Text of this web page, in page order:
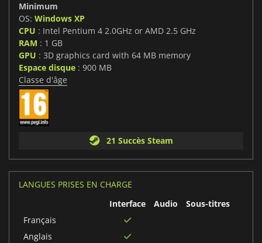
Minimum
OS: Windows XP
CPU : Intel Pentium 4 2.0GHz or AMD 2.5 GHz
RAM : 1 GB
GPU : 3D graphics card with 64 MB memory
Espace disque : 900 MB
Classe d'âge
21 Succès Steam
LANGUES PRISES EN CHARGE
Interface
Audio
Sous-titres
Français
Anglais